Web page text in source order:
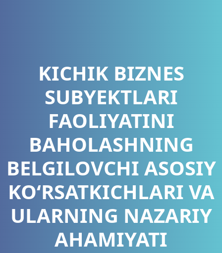
KICHIK BIZNES
SUBYEKTLARI
FAOLIYATINI
BAHOLASHNING
BELGILOVCHI ASOSIY
KO‘RSATKICHLARI VA
ULARNING NAZARIY
AHAMIYATI